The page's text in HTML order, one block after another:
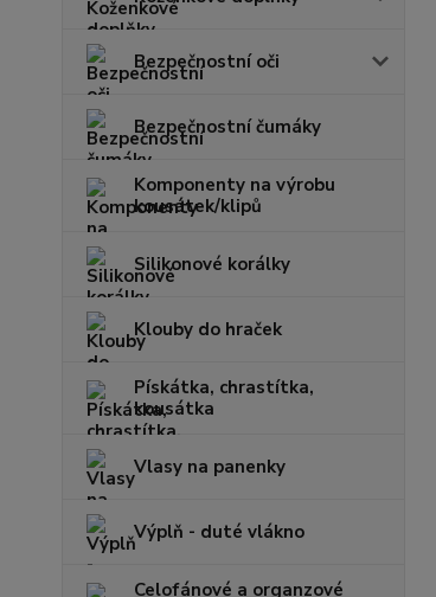
Bezpečnostní oči
Bezpečnostní čumáky
Komponenty na výrobu
kousátek/klipů
Silikonové korálky
Klouby do hraček
Pískátka, chrastítka,
kousátka
Vlasy na panenky
Výplň - duté vlákno
Celofánové a organzové